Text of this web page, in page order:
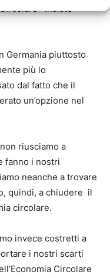
insiste
Germania piuttosto
più lo
dal fatto che il
un’opzione nel
riusciamo a
fanno i nostri
neanche a trovare
quindi, a chiudere il
circolare.
invece costretti a
i nostri scarti
Circolare